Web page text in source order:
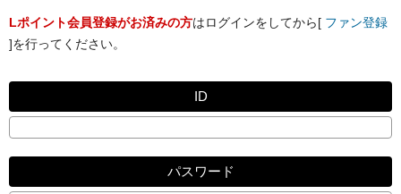
Lポイント会員登録がお済みの方はログインをしてから[ ファン登録
]を行ってください。
ID
パスワード